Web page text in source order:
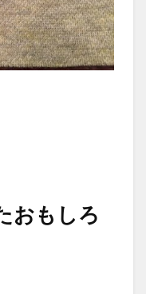
おもしろ